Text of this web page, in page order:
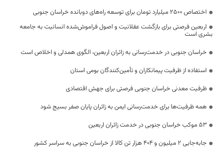
اختصاص 2500 میلیارد تومان برای توسعه راه‌های دوبانده خراسان جنوبی
اربعین فرصتی برای بازگشت عقلانیت و اصول فراموش‌شده انسانیت به جامعه
بشری است
خراسان جنوبی در خدمت‌رسانی به زائران اربعین، الگوی همدلی و اخلاص است
استفاده از ظرفیت پیمانکاران و تأمین‌کنندگان بومی استان
ظرفیت معدنی خراسان جنوبی فرصتی برای جهش اقتصادی
همه ظرفیت‌ها برای خدمت‌رسانی ایمن به زائران پایان صفر بسیج شود
53 موکب خراسان جنوبی در خدمت زائران اربعین
جابه‌جایی 2 میلیون و 404 هزار تن کالا از خراسان جنوبی به سراسر کشور